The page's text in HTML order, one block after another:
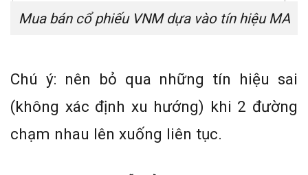
Mua bán cổ phiếu VNM dựa vào tín hiệu MA
Chú ý: nên bỏ qua những tín hiệu sai
(không xác định xu hướng) khi 2 đường
chạm nhau lên xuống liên tục.